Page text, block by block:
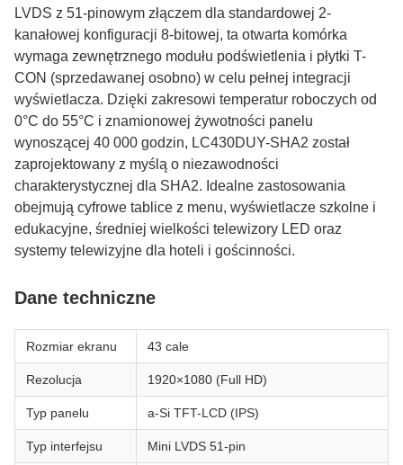
LVDS z 51-pinowym złączem dla standardowej 2-
kanałowej konfiguracji 8-bitowej, ta otwarta komórka
wymaga zewnętrznego modułu podświetlenia i płytki T-
CON (sprzedawanej osobno) w celu pełnej integracji
wyświetlacza. Dzięki zakresowi temperatur roboczych od
0°C do 55°C i znamionowej żywotności panelu
wynoszącej 40 000 godzin, LC430DUY-SHA2 został
zaprojektowany z myślą o niezawodności
charakterystycznej dla SHA2. Idealne zastosowania
obejmują cyfrowe tablice z menu, wyświetlacze szkolne i
edukacyjne, średniej wielkości telewizory LED oraz
systemy telewizyjne dla hoteli i gościnności.
Dane techniczne
Rozmiar ekranu 43 cale
Rezolucja 1920×1080 (Full HD)
Typ panelu a-Si TFT-LCD (IPS)
Typ interfejsu Mini LVDS 51-pin